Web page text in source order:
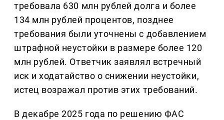
требовала 630 млн рублей долга и более
134 млн рублей процентов, позднее
требования были уточнены с добавлением
штрафной неустойки в размере более 120
млн рублей. Ответчик заявлял встречный
иск и ходатайство о снижении неустойки,
истец возражал против этих требований.
В декабре 2025 года по решению ФАС